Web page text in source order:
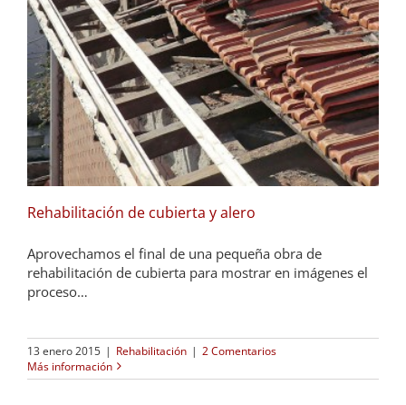
Rehabilitación de cubierta y alero
Aprovechamos el final de una pequeña obra de
rehabilitación de cubierta para mostrar en imágenes el
proceso…
13 enero 2015 | Rehabilitación | 2 Comentarios
Más información